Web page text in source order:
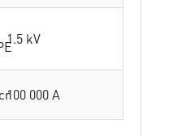
1.5 kV
100 000 A